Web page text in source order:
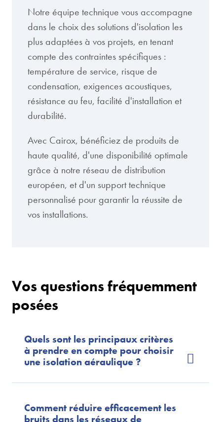
Notre équipe technique vous accompagne
dans le choix des solutions d'isolation les
plus adaptées à vos projets, en tenant
compte des contraintes spécifiques :
température de service, risque de
condensation, exigences acoustiques,
résistance au feu, facilité d'installation et
durabilité.
Avec Cairox, bénéficiez de produits de
haute qualité, d'une disponibilité optimale
grâce à notre réseau de distribution
européen, et d'un support technique
personnalisé pour garantir la réussite de
vos installations.
Vos questions fréquemment
posées
Quels sont les principaux critères
à prendre en compte pour choisir
une isolation aéraulique ?
température de service (minimale et maximale),
Comment réduire efficacement les
bruits dans les réseaux de